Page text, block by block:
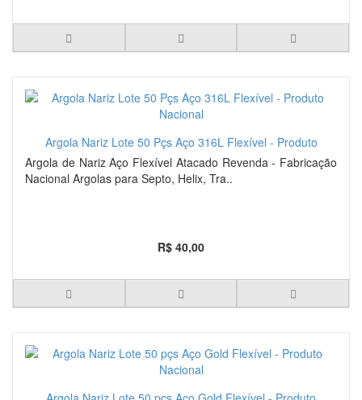
Argola Nariz Lote 50 Pçs Aço 316L Flexível - Produto
Nacional
Argola de Nariz Aço Flexível Atacado Revenda - Fabricação
Nacional Argolas para Septo, Helix, Tra..
R$ 40,00